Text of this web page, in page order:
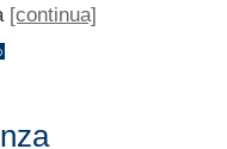
[continua]